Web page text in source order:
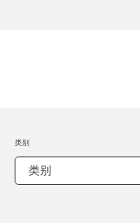
类别
类别